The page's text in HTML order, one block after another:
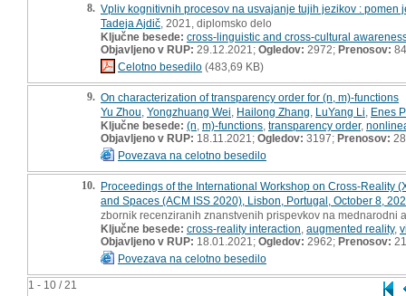
1 - 10 / 21
8. Vpliv kognitivnih procesov na usvajanje tujih jezikov :
Tadeja Ajdič , 2021, diplomsko delo
Ključne besede: cross-linguistic and cross-cultural
Objavljeno v RUP: 29.12.2021; Ogledov: 2972; Prenosov: 84
Celotno besedilo (483,69 KB)
9. On characterization of transparency order for (n, m)-functions
Yu Zhou Yongzhuang Wei Hailong Zhang LuYang Li Enes
Ključne besede: (n m)-functions transparency order,
Objavljeno v RUP: 18.11.2021; Ogledov: 3197; Prenosov: 28
Povezava na celotno besedilo
10. Proceedings of the International Workshop on Cross-Reality
and Spaces (ACM ISS 2020), Lisbon, Portugal, October 8,
zbornik recenziranih znanstvenih prispevkov na mednarodni
Ključne besede: cross-reality interaction augmented reality,
Objavljeno v RUP: 18.01.2021; Ogledov: 2962; Prenosov: 21
Povezava na celotno besedilo